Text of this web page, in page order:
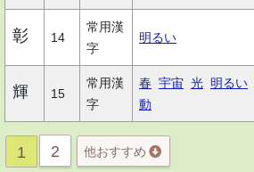
彰 14
常用漢
字
明るい
輝 15
常用漢
字
春 宇宙 光 明るい
動
1 2 他おすすめ